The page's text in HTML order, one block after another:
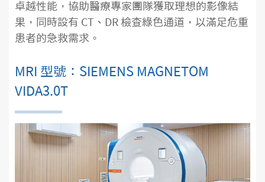
卓越性能，協助醫療專家團隊獲取理想的影像結
果，同時設有 CT、DR 檢查綠色通道，以滿足危重
患者的急救需求。
MRI 型號：SIEMENS MAGNETOM
VIDA3.0T